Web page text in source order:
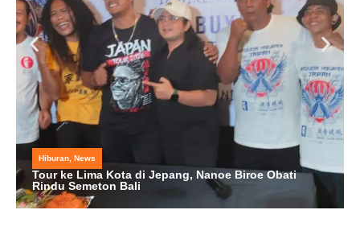
Hiburan, News
Tour ke Lima Kota di Jepang, Nanoe Biroe Obati
Rindu Semeton Bali